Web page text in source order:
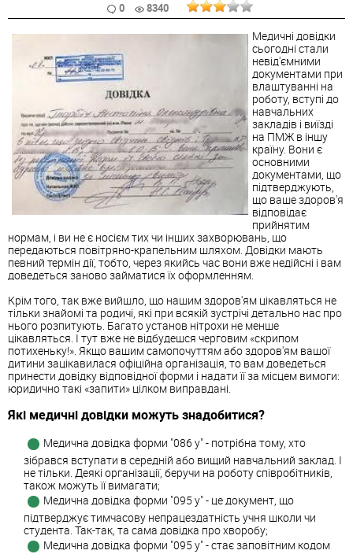
0
8340
Медичні довідки
сьогодні стали
невід'ємними
документами при
влаштуванні на
роботу, вступі до
навчальних
закладів і виїзді
на ПМЖ в іншу
країну. Вони є
основними
документами, що
підтверджують,
що ваше здоров'я
відповідає
прийнятим
нормам, і ви не є носієм тих чи інших захворювань, що
передаються повітряно-крапельним шляхом. Довідки мають
певний термін дії, тобто, через якийсь час вони вже недійсні і вам
доведеться заново займатися їх оформленням.
Крім того, так вже вийшло, що нашим здоров'ям цікавляться не
тільки знайомі та родичі, які при всякій зустрічі детально нас про
нього розпитують. Багато установ нітрохи не менше
цікавляться. І тут вже не відбудешся черговим «скрипом
потихеньку!». Якщо вашим самопочуттям або здоров'ям вашої
дитини зацікавилася офіційна організація, то вам доведеться
принести довідку відповідної форми і надати її за місцем вимоги:
юридично такі «запити» цілком виправдані.
Які медичні довідки можуть знадобитися?
Медична довідка форми "086 у" - потрібна тому, хто
зібрався вступати в середній або вищий навчальний заклад. І
не тільки. Деякі організації, беручи на роботу співробітників,
також можуть її вимагати;
Медична довідка форми "095 у" - це документ, що
підтверджує тимчасову непрацездатність учня школи чи
студента. Так-так, та сама довідка про хворобу;
Медична довідка форми "095 у" - стає заповітним кодом